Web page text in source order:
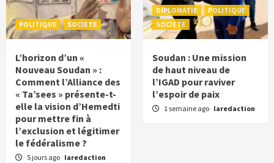
POLITIQUE SOCIETE
L’horizon d’un «
Nouveau Soudan » :
Comment l’Alliance des
« Ta’sees » présente-t-
elle la vision d’Hemedti
pour mettre fin à
l’exclusion et légitimer
le fédéralisme ?
5 jours ago laredaction
DIPLOMATIE
POLITIQUE
SOCIETE
Soudan : Une mission
de haut niveau de
l’IGAD pour raviver
l’espoir de paix
1 semaine ago laredaction